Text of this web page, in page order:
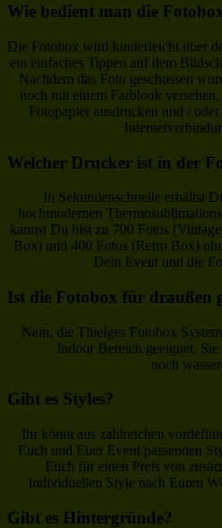
Wie bedient man die
Die Fotobox wird kinderleicht über
ein einfaches Tippen auf dem
Nachdem das Foto geschossen
noch mit einem Farblook
Fotopapier ausdrucken und /
Welcher Drucker ist in der
In Sekundenschnelle erhältst
hochmodernen
kannst Du bist zu 700 Fotos
Box) und 400 Fotos (Retro Box)
Dein Event und die
Ist die Fotobox für draußen
Nein, die Thielges Fotobox
Indoor Bereich geeignet.
noch
Gibt es Styles?
Ihr könnt aus zahlreichen
Euch und Euer Event passenden
Euch für einen Preis von
individuellen Style nach Euren
Gibt es Hintergründe?